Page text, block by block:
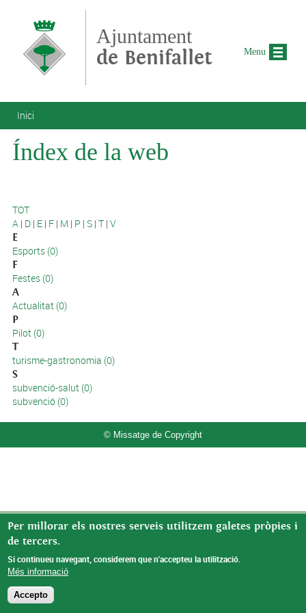
Ajuntament
de Benifallet
Esteu aquí
Inici
Índex de la web
TOT
A | D | E | F | M | P | S | T | V
E
Esports (0)
F
Festes (0)
A
Actualitat (0)
P
Pilot (0)
T
turisme-gastronomia (0)
S
subvenció-salut (0)
subvenció (0)
© Missatge de Copyright
Menu
Per millorar els nostres serveis utilitzem galetes pròpies i
de tercers.
Si continueu navegant, considerem que n'accepteu la utilització.
Més informació
Accepto